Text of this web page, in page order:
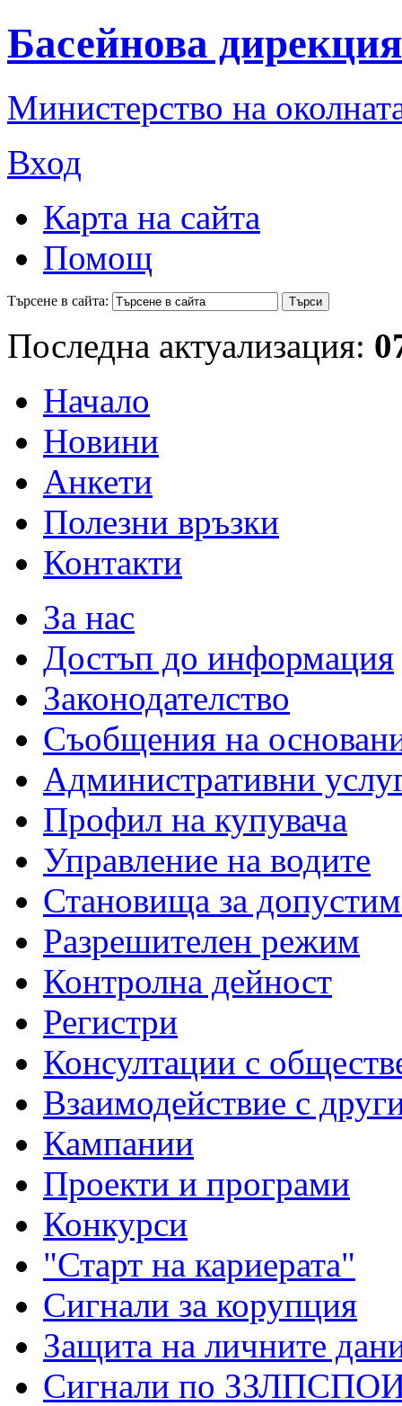
Басейнова
Министерство на
Вход
Карта на сайта
Помощ
Търсене в сайта:
Последна актуализация:
Начало
Новини
Анкети
Полезни връзки
Контакти
За нас
Достъп до информация
Законодателство
Съобщения на
Административни
Профил на купувача
Управление на водите
Становища за
Разрешителен режим
Контролна дейност
Регистри
Консултации с
Взаимодействие с
Кампании
Проекти и програми
Конкурси
"Старт на кариерата"
Сигнали за корупция
Защита на личните
Сигнали по